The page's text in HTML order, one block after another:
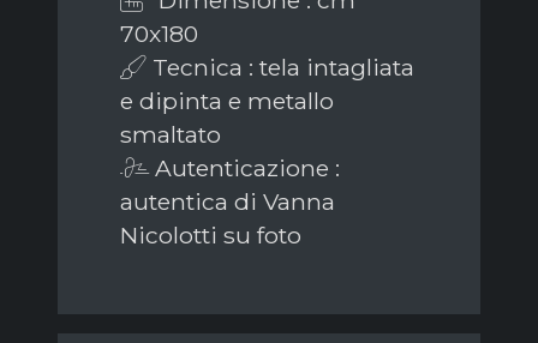
70x180
Tecnica : tela intagliata
e dipinta e metallo
smaltato
Autenticazione :
autentica di Vanna
Nicolotti su foto